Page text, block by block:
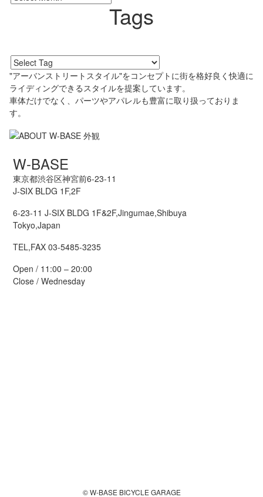
Tags
"アーバンストリートスタイル"をコンセプトに街を格好良く快適に
ライディングできるスタイルを提案しています。
車体だけでなく、パーツやアパレルも豊富に取り扱っておりま
す。
W-BASE
東京都渋谷区神宮前6-23-11
J-SIX BLDG 1F,2F
6-23-11 J-SIX BLDG 1F&2F,Jingumae,Shibuya
Tokyo,Japan
TEL,FAX 03-5485-3235
Open / 11:00 – 20:00
Close / Wednesday
© W-BASE BICYCLE GARAGE